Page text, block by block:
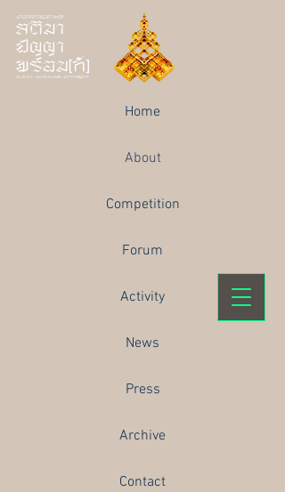
Home
About
Competition
Forum
Activity
News
Press
Archive
Contact